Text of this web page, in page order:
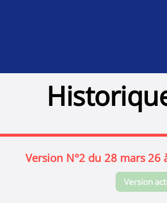
Version N°2 du 28 mars 26
Version